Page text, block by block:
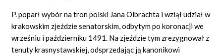
P. poparł wybór na tron polski Jana Olbrachta i wziął udział w
krakowskim zjeździe senatorskim, odbytym po koronacji we
wrześniu i październiku 1491. Na zjeździe tym zrezygnował z
tenuty krasnystawskiej, odsprzedając ją kanonikowi